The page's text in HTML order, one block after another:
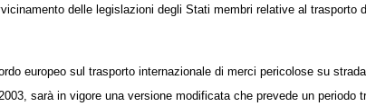
delle legislazioni degli Stati membri relative al
europeo sul trasporto internazionale di merci pericolose su
sarà in vigore una versione modificata che prevede un periodo